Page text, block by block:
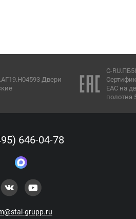
Двери
C-
Сертификат
ЕАС на двери
полотна 53 мм)
646-04-78
grupp.ru